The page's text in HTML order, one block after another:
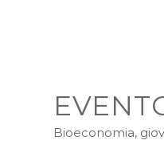
Bioeconomia,